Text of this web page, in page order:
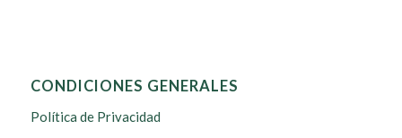
CONDICIONES GENERALES
Política de Privacidad